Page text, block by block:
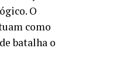
O
como
batalha o